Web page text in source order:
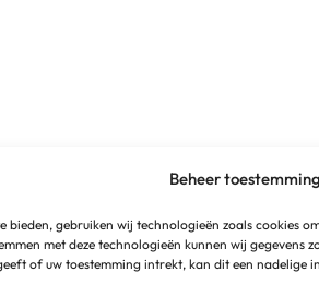
Beheer
bieden, gebruiken wij technologieën zoals cookies
met deze technologieën kunnen wij gegevens
of uw toestemming intrekt, kan dit een nadelige